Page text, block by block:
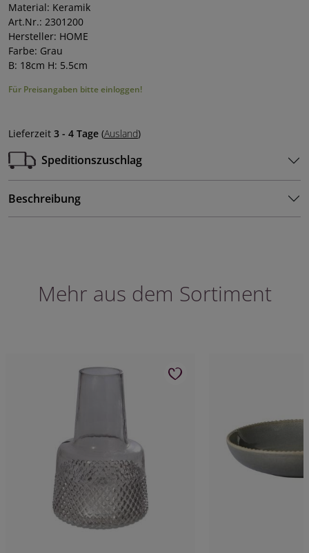
Material: Keramik
Art.Nr.: 2301200
Hersteller: HOME
Farbe: Grau
B: 18cm H: 5.5cm
Für Preisangaben bitte einloggen!
Lieferzeit 3 - 4 Tage (Ausland)
Speditionszuschlag
Beschreibung
Mehr aus dem Sortiment